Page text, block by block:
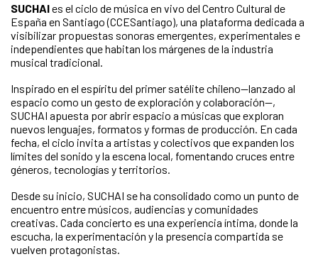
SUCHAIes el ciclo de música en vivo del Centro Cultural de
España en Santiago (CCESantiago), una plataforma dedicada a
visibilizar propuestas sonoras emergentes, experimentales e
independientes que habitan los márgenes de la industria
musical tradicional.
Inspirado en el espíritu del primer satélite chileno—lanzado al
espacio como un gesto de exploración y colaboración—,
SUCHAI apuesta por abrir espacio a músicas que exploran
nuevos lenguajes, formatos y formas de producción. En cada
fecha, el ciclo invita a artistas y colectivos que expanden los
límites del sonido y la escena local, fomentando cruces entre
géneros, tecnologías y territorios.
Desde su inicio, SUCHAI se ha consolidado como un punto de
encuentro entre músicos, audiencias y comunidades
creativas. Cada concierto es una experiencia íntima, donde la
escucha, la experimentación y la presencia compartida se
vuelven protagonistas.